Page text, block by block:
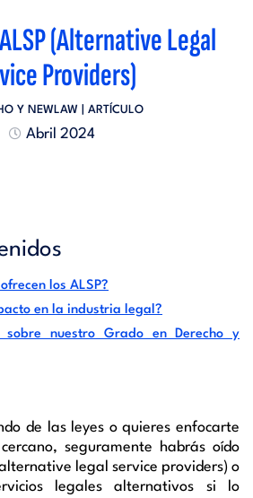
(Alternative Legal
Providers)
Y NEWLAW | ARTÍCULO
Abril 2024
los ALSP?
en la industria legal?
sobre nuestro Grado en Derecho y
de las leyes o quieres enfocarte
seguramente habrás oído
legal service providers) o
legales alternativos si lo